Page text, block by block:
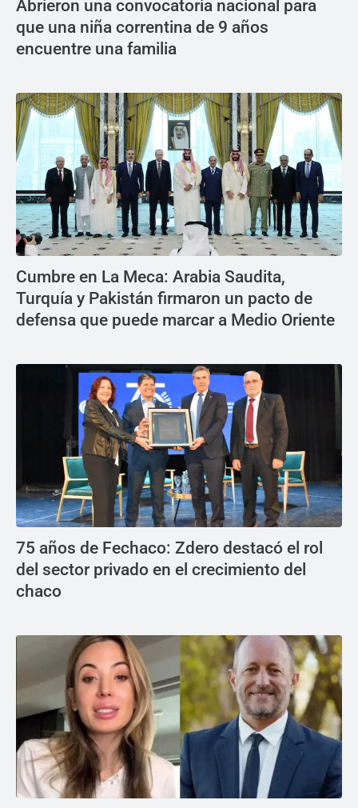
Abrieron una convocatoria nacional para
que una niña correntina de 9 años
encuentre una familia
Cumbre en La Meca: Arabia Saudita,
Turquía y Pakistán firmaron un pacto de
defensa que puede marcar a Medio Oriente
75 años de Fechaco: Zdero destacó el rol
del sector privado en el crecimiento del
chaco